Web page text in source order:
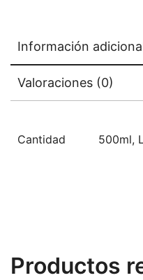
Información
Valoraciones (0)
Cantidad 500ml,
Productos